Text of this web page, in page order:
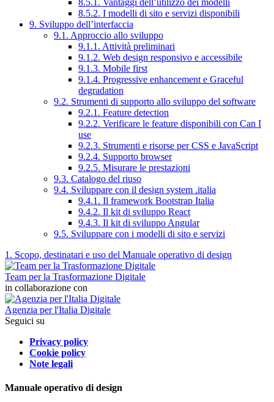
8.5.2. I modelli di sito e servizi disponibili
9. Sviluppo dell’interfaccia
9.1. Approccio allo sviluppo
9.1.1. Attività preliminari
9.1.2. Web design responsivo e accessibile
9.1.3. Mobile first
9.1.4. Progressive enhancement e Graceful
degradation
9.2. Strumenti di supporto allo sviluppo del software
9.2.1. Feature detection
9.2.2. Verificare le feature disponibili con Can I
use
9.2.3. Strumenti e risorse per CSS e JavaScript
9.2.4. Supporto browser
9.2.5. Misurare le prestazioni
9.3. Catalogo del riuso
9.4. Sviluppare con il design system .italia
9.4.1. Il framework Bootstrap Italia
9.4.2. Il kit di sviluppo React
9.4.3. Il kit di sviluppo Angular
9.5. Sviluppare con i modelli di sito e servizi
1. Scopo, destinatari e uso del Manuale operativo di design
Team per la Trasformazione Digitale
in collaborazione con
Agenzia per l'Italia Digitale
Seguici su
Privacy policy
Cookie policy
Note legali
Manuale operativo di design